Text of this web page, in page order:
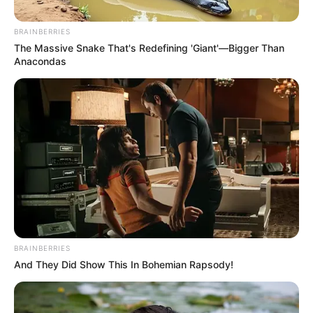
Cortesía
Por:Maira Arbeláez Camaño
Mayo 10, 2020
COMPARTIR
BRAINBERRIES
The Massive Snake That's Redefining 'Giant'—Bigger Than
Anacondas
BRAINBERRIES
And They Did Show This In Bohemian Rapsody!